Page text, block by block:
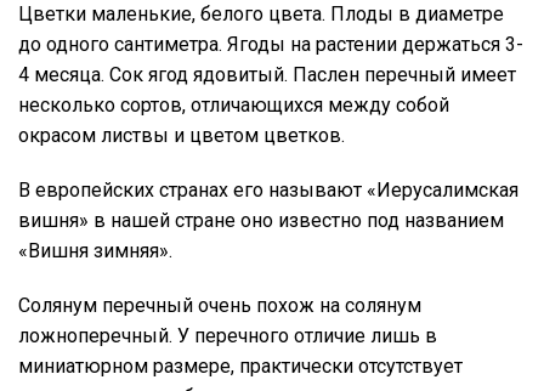
Цветки маленькие, белого цвета. Плоды в диаметре
до одного сантиметра. Ягоды на растении держаться 3-
4 месяца. Сок ягод ядовитый. Паслен перечный имеет
несколько сортов, отличающихся между собой
окрасом листвы и цветом цветков.
В европейских странах его называют «Иерусалимская
вишня» в нашей стране оно известно под названием
«Вишня зимняя».
Солянум перечный очень похож на солянум
ложноперечный. У перечного отличие лишь в
миниатюрном размере, практически отсутствует